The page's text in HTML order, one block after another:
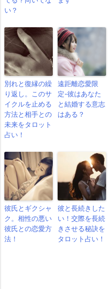
い？
別れと復縁の繰
り返し。このサ
イクルを止める
方法と相手との
未来をタロット
占い！
遠距離恋愛限
定-彼はあなた
と結婚する意志
はある？
彼氏とギクシャ
ク。相性の悪い
彼氏との恋愛方
法！
彼と長続きした
い！交際を長続
きさせる秘訣を
タロット占い！